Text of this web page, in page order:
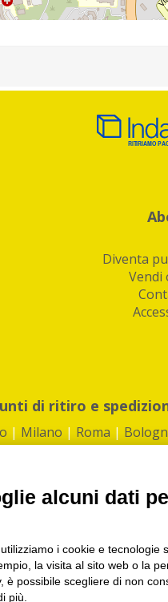
Diventa
Vendi
di ritiro e
| Milano | Roma |
| REA: RM 1494760 |
di ritiro tra Bar, Tabaccai,
alcuni dati
i cookie e tecnologie
la visita al sito web o la
possibile scegliere di non
più.